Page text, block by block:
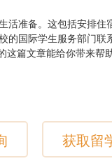
活准备。这包括安排
的国际学生服务部门联
这篇文章能给你带来帮
获取留